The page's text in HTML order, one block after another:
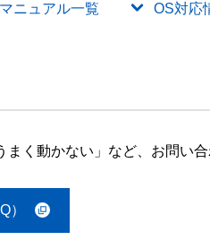
マニュアル一覧 OS対応
まく動かない」など、お問い
）